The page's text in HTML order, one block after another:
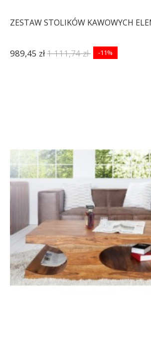
ZESTAW STOLIKÓW KAWOWYCH
989,45 zł1 111,74 zł -11%